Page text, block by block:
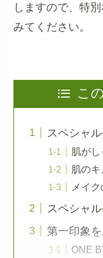
しますので、特
みてください。
こ
スペシャ
肌が
肌のキ
メイ
スペシャ
第一印象
ONE